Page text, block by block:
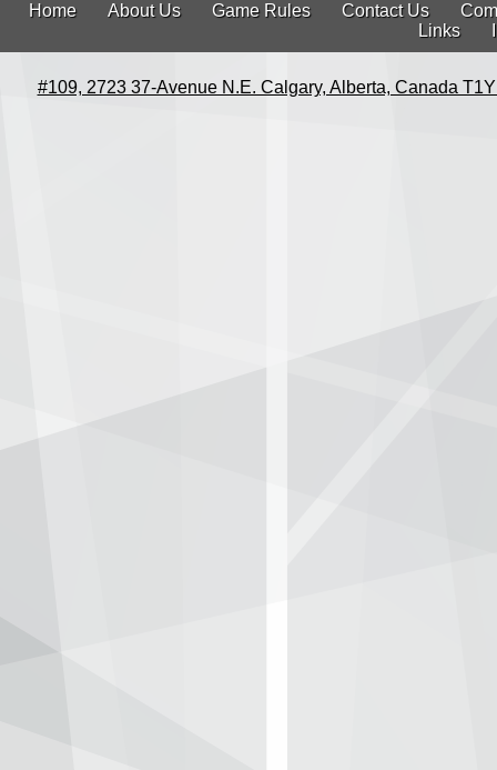
Home About Us Game Rules Contact Us
Links
#109, 2723 37-Avenue N.E. Calgary, Alberta, Canada